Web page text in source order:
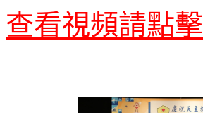
查看視頻請點擊